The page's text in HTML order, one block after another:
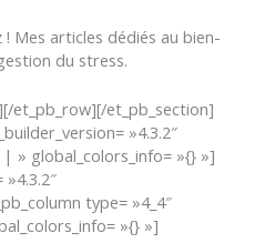
Mes articles dédiés au bien-
du stress.
et_pb_row][/et_pb_section]
»4.3.2″
global_colors_info= »{} »]
type= »4_4″
»{} »]